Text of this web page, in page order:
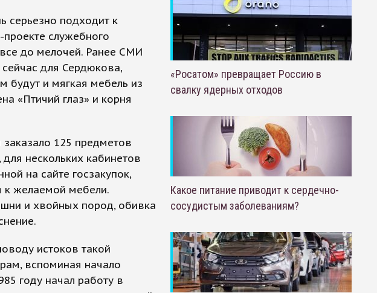
серьезно подходит к
служебного
до мелочей. Ранее СМИ
для Сердюкова,
будут и мягкая мебель из
«Птичий глаз» и корня
125 предметов
нескольких кабинетов
на сайте госзакупок,
к желаемой мебели.
и хвойных пород, обивка
истоков такой
вспоминая начало
году начал работу в
«Росатом» превращает Россию в
свалку ядерных отходов
Какое питание приводит к сердечно-
сосудистым заболеваниям?